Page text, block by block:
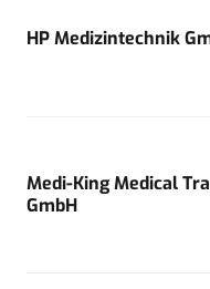
HP Medizintechnik
Medi-King Medical
GmbH